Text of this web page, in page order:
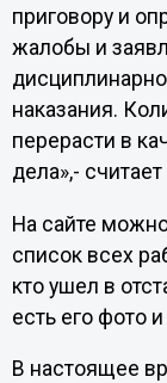
приговору и
жалобы и
наказания.
перерасти в
дела»,-
На сайте
список всех
кто ушел в
есть его фото
В настоящее